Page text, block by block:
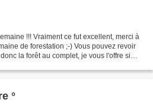
!!! Vraiment ce fut excellent, merci à
de forestation ;-) Vous pouvez revoir
la forêt au complet, je vous l'offre si
°